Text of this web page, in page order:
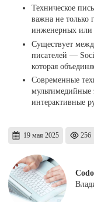
Техническое
важна не только
инженерных или
Существует
писателей —
которая
Современные
мультимедийные
интерактивные
19 мая 2025 256